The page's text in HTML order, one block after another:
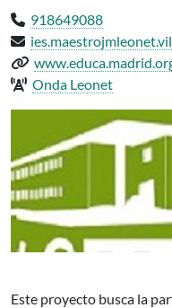
Teléfono:
918649088
Email:
Web del centro:
Radio del centro:
Onda Leonet
Este proyecto busca la